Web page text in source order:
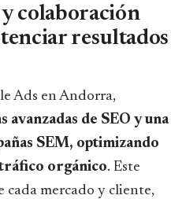
colaboración
resultados
Ads en Andorra,
de SEO y una
SEM, optimizando
orgánico. Este
cada mercado y cliente,